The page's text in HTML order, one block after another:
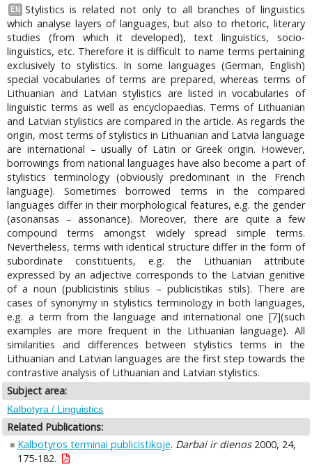
EN
Stylistics is related not only to all branches of linguistics
which analyse layers of languages, but also to rhetoric, literary
studies (from which it developed), text linguistics, socio-
linguistics, etc. Therefore it is difficult to name terms pertaining
exclusively to stylistics. In some languages (German, English)
special vocabularies of terms are prepared, whereas terms of
Lithuanian and Latvian stylistics are listed in vocabularies of
linguistic terms as well as encyclopaedias. Terms of Lithuanian
and Latvian stylistics are compared in the article. As regards the
origin, most terms of stylistics in Lithuanian and Latvia language
are international – usually of Latin or Greek origin. However,
borrowings from national languages have also become a part of
stylistics terminology (obviously predominant in the French
language). Sometimes borrowed terms in the compared
languages differ in their morphological features, e.g. the gender
(asonansas – assonance). Moreover, there are quite a few
compound terms amongst widely spread simple terms.
Nevertheless, terms with identical structure differ in the form of
subordinate constituents, e.g. the Lithuanian attribute
expressed by an adjective corresponds to the Latvian genitive
of a noun (publicistinis stilius – publicistikas stils). There are
cases of synonymy in stylistics terminology in both languages,
e.g. a term from the language and international one [7](such
examples are more frequent in the Lithuanian language). All
similarities and differences between stylistics terms in the
Lithuanian and Latvian languages are the first step towards the
contrastive analysis of Lithuanian and Latvian stylistics.
Subject area:
Kalbotyra / Linguistics
Related Publications:
Kalbotyros terminai publicistikoje. Darbai ir dienos2000, 24,
175-182.